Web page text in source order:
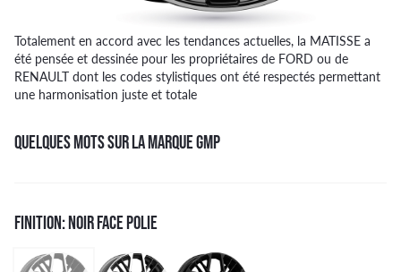
Totalement en accord avec les tendances actuelles, la MATISSE a
été pensée et dessinée pour les propriétaires de FORD ou de
RENAULT dont les codes stylistiques ont été respectés permettant
une harmonisation juste et totale
QUELQUES MOTS SUR LA MARQUE GMP
FINITION: NOIR FACE POLIE